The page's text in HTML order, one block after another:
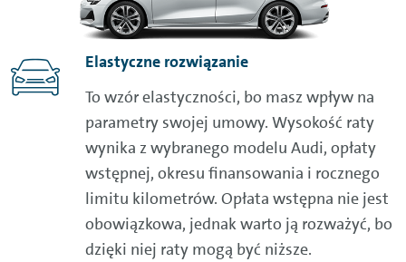
Elastyczne rozwiązanie
To wzór elastyczności, bo masz wpływ na
parametry swojej umowy. Wysokość raty
wynika z wybranego modelu Audi, opłaty
wstępnej, okresu finansowania i rocznego
limitu kilometrów. Opłata wstępna nie jest
obowiązkowa, jednak warto ją rozważyć, bo
dzięki niej raty mogą być niższe.